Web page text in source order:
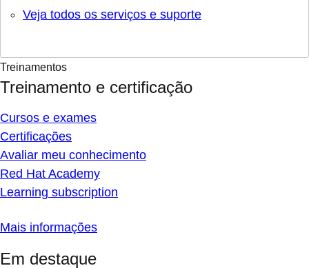
Veja todos os serviços e suporte
Treinamentos
Treinamento e certificação
Cursos e exames
Certificações
Avaliar meu conhecimento
Red Hat Academy
Learning subscription
Mais informações
Em destaque